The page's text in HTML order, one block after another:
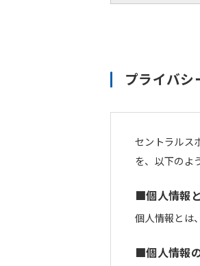
プライバシ
セントラルス
を、以下のよ
■個人情報
個人情報とは
■個人情報